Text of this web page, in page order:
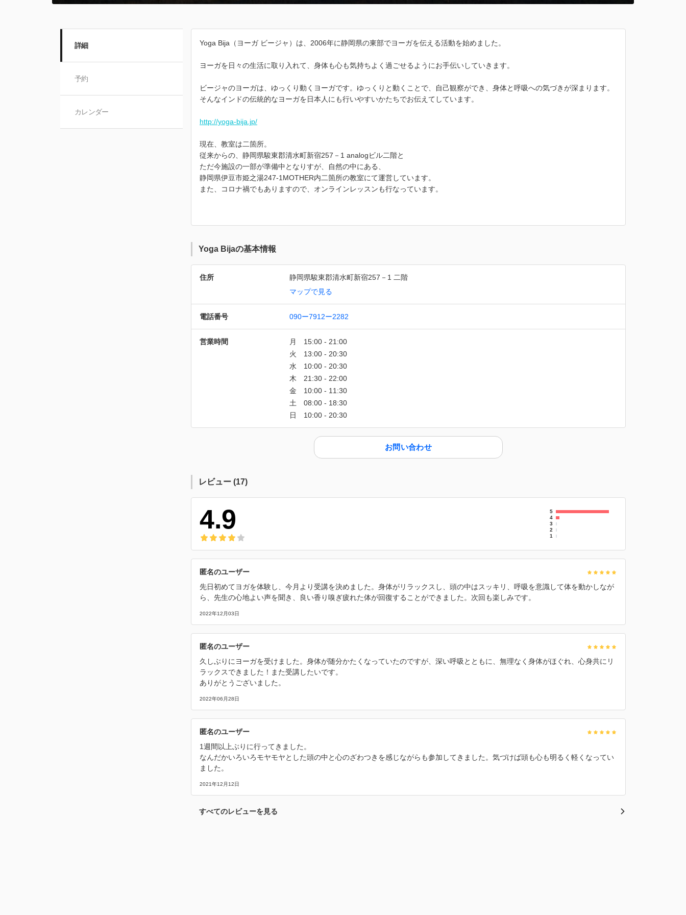
詳細
予約
カレンダー
Yoga Bija（ヨーガ ビージャ）は、2006年に静岡県の東部でヨーガを伝える活動を始めました。
ヨーガを日々の生活に取り入れて、身体も心も気持ちよく過ごせるようにお手伝いしていきます。
ビージャのヨーガは、ゆっくり動くヨーガです。ゆっくりと動くことで、自己観察ができ、身体と呼吸への気づきが深まります。
そんなインドの伝統的なヨーガを日本人にも行いやすいかたちでお伝えてしています。
http://yoga-bija.jp/
現在、教室は二箇所。
従来からの、静岡県駿東郡清水町新宿257－1 analogビル二階と
ただ今施設の一部が準備中となりすが、自然の中にある、
静岡県伊豆市姫之湯247-1MOTHER内二箇所の教室にて運営しています。
また、コロナ禍でもありますので、オンラインレッスンも行なっています。
Yoga Bijaの基本情報
住所
静岡県駿東郡清水町新宿257－1 二階
マップで見る
電話番号 090ー7912ー2282
営業時間
お問い合わせ
レビュー (17)
4.9
5
4
3
2
1
匿名のユーザー
先日初めてヨガを体験し、今月より受講を決めました。身体がリラックスし、頭の中はスッキリ、呼吸を意識して体を動かしなが
ら、先生の心地よい声を聞き、良い香り嗅ぎ疲れた体が回復することができました。次回も楽しみです。
2022年12月03日
匿名のユーザー
久しぶりにヨーガを受けました。身体が随分かたくなっていたのですが、深い呼吸とともに、無理なく身体がほぐれ、心身共にリ
ラックスできました！また受講したいです。
ありがとうございました。
2022年06月28日
匿名のユーザー
1週間以上ぶりに行ってきました。
なんだかいろいろモヤモヤとした頭の中と心のざわつきを感じながらも参加してきました。気づけば頭も心も明るく軽くなってい
ました。
2021年12月12日
すべてのレビューを見る